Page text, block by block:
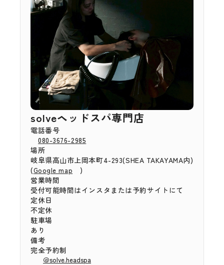
solveヘッドスパ専門店
電話番号
080-3676-2985
場所
岐阜県高山市上岡本町4-293(SHEA TAKAYAMA内)
(Google map
)
営業時間
受付可能時間はインスタまたは予約サイトにて
定休日
不定休
駐車場
あり
備考
完全予約制
＠solve.headspa